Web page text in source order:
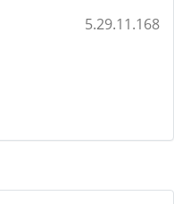
5.29.11.168